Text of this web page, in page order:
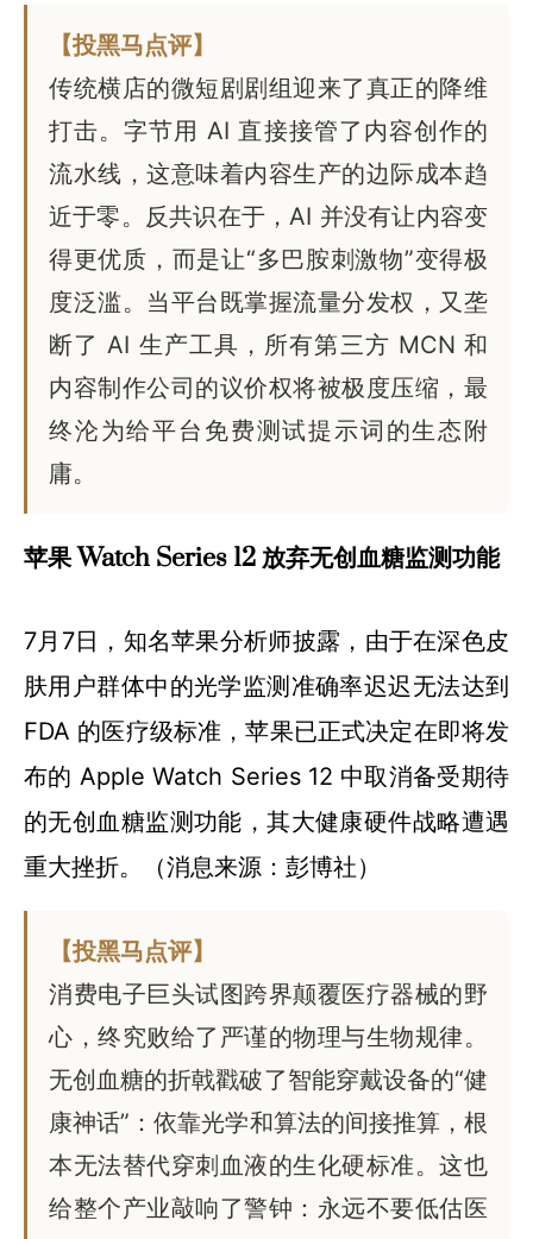
【投黑马点评】
传统横店的微短剧剧组迎来了真正的降维
打击。字节用 AI 直接接管了内容创作的
流水线，这意味着内容生产的边际成本趋
近于零。反共识在于，AI 并没有让内容变
得更优质，而是让“多巴胺刺激物”变得极
度泛滥。当平台既掌握流量分发权，又垄
断了 AI 生产工具，所有第三方 MCN 和
内容制作公司的议价权将被极度压缩，最
终沦为给平台免费测试提示词的生态附
庸。
苹果 Watch Series 12 放弃无创血糖监测功能
7月7日，知名苹果分析师披露，由于在深色皮
肤用户群体中的光学监测准确率迟迟无法达到
FDA 的医疗级标准，苹果已正式决定在即将发
布的 Apple Watch Series 12 中取消备受期待
的无创血糖监测功能，其大健康硬件战略遭遇
重大挫折。（消息来源：彭博社）
【投黑马点评】
消费电子巨头试图跨界颠覆医疗器械的野
心，终究败给了严谨的物理与生物规律。
无创血糖的折戟戳破了智能穿戴设备的“健
康神话”：依靠光学和算法的间接推算，根
本无法替代穿刺血液的生化硬标准。这也
给整个产业敲响了警钟：永远不要低估医